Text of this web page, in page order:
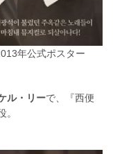
年公式ポスター
ル・リーで、『西便